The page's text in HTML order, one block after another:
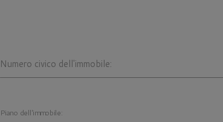
Numero civico dell'immobile:
Piano dell'immobile: